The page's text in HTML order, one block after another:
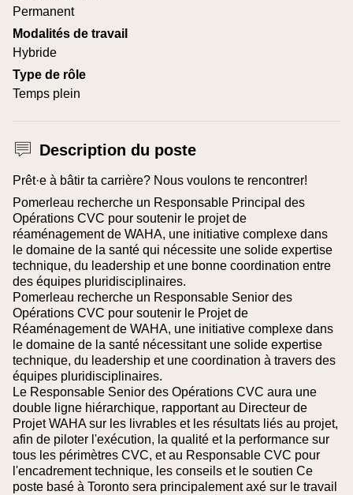
Permanent
Modalités de travail
Hybride
Type de rôle
Temps plein
Description du poste
Prêt·e à bâtir ta carrière? Nous voulons te rencontrer!
Pomerleau recherche un Responsable Principal des
Opérations CVC pour soutenir le projet de
réaménagement de WAHA, une initiative complexe dans
le domaine de la santé qui nécessite une solide expertise
technique, du leadership et une bonne coordination entre
des équipes pluridisciplinaires.
Pomerleau recherche un Responsable Senior des
Opérations CVC pour soutenir le Projet de
Réaménagement de WAHA, une initiative complexe dans
le domaine de la santé nécessitant une solide expertise
technique, du leadership et une coordination à travers des
équipes pluridisciplinaires.
Le Responsable Senior des Opérations CVC aura une
double ligne hiérarchique, rapportant au Directeur de
Projet WAHA sur les livrables et les résultats liés au projet,
afin de piloter l'exécution, la qualité et la performance sur
tous les périmètres CVC, et au Responsable CVC pour
l'encadrement technique, les conseils et le soutien Ce
poste basé à Toronto sera principalement axé sur le travail